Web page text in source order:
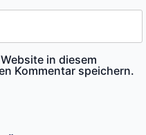
in diesem
Kommentar speichern.